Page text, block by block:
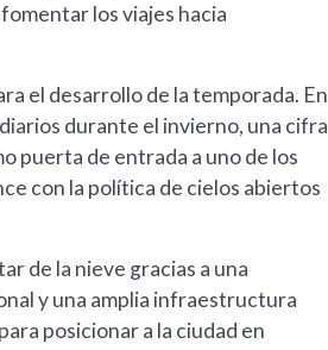
los viajes hacia
el desarrollo de la temporada. En
durante el invierno, una cifra
puerta de entrada a uno de los
con la política de cielos abiertos
de la nieve gracias a una
y una amplia infraestructura
posicionar a la ciudad en